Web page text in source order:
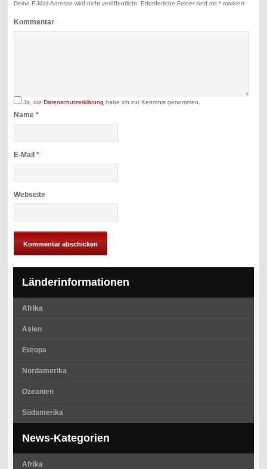
Deine E-Mail-Adresse wird nicht veröffentlicht. Erforderliche Felder sind mit* markiert
Kommentar
Ja, dieDatenschutzerklärung habe ich zur Kenntnis genommen.
Name*
E-Mail*
Webseite
Länderinformationen
Afrika
Asien
Europa
Nordamerika
Ozeanien
Südamerika
News-Kategorien
Afrika